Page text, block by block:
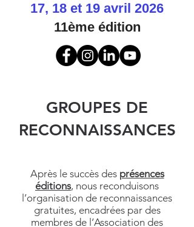
17, 18 et 19 avril 2026
11èmeédition
GROUPES DE
RECONNAISSANCES
Après le succès des présences
éditions, nous reconduisons
l’organisation de reconnaissances
gratuites, encadrées par des
membres de l’Association des